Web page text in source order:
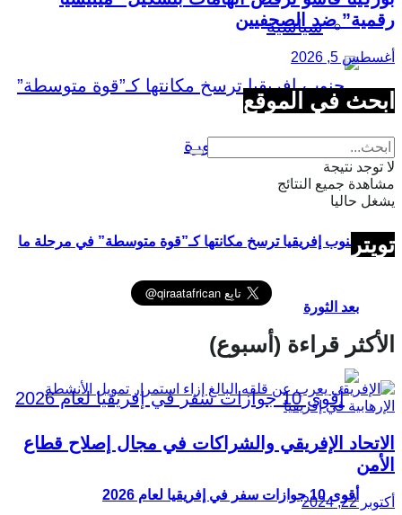
سياسية
جنوب إفريقيا ترسخ مكانتها كـ”قوة متوسطة” في مرحلة ما
بعد الثورة
أقوى 10 جوازات سفر في إفريقيا لعام 2026
رقمية” ضد الصحفيين
أغسطس 5, 2026
ابحث في الموقع
لا توجد نتيجة
مشاهدة جميع النتائج
يشغل حاليا
تويتر
الأكثر قراءة (أسبوع)
الاتحاد الإفريقي والشراكات في مجال إصلاح قطاع
الأمن
أكتوبر 22, 2024